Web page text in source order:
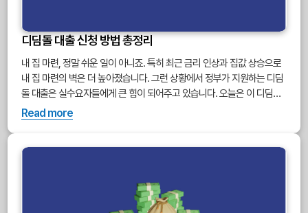
디딤돌 대출 신청 방법 총정리
내 집 마련, 정말 쉬운 일이 아니죠. 특히 최근 금리 인상과 집값 상승으로
내 집 마련의 벽은 더 높아졌습니다. 그런 상황에서 정부가 지원하는 디딤
돌 대출은 실수요자들에게 큰 힘이 되어주고 있습니다. 오늘은 이 디딤돌
대출에 대해, 신청 자격, 대출 한도, 금리, 신청 절차까지 모두 알려드릴게
요. 어렵고 복잡하게 느껴졌던 디딤돌 대출, 이 글을 통해 확실히 이해하고
저금리로 내 집을 마련할 수 있는 방법을 알게 되실 겁니다.
Read more